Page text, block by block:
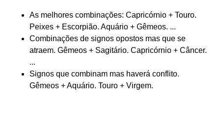
As melhores combinações: Capricórnio + Touro.
Peixes + Escorpião. Aquário + Gêmeos. ...
Combinações de signos opostos mas que se
atraem. Gêmeos + Sagitário. Capricórnio + Câncer.
...
Signos que combinam mas haverá conflito.
Gêmeos + Aquário. Touro + Virgem.